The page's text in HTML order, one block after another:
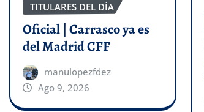
TITULARES DEL DÍA
Oficial | Carrasco ya es
del Madrid CFF
manulopezfdez
Ago 9, 2026